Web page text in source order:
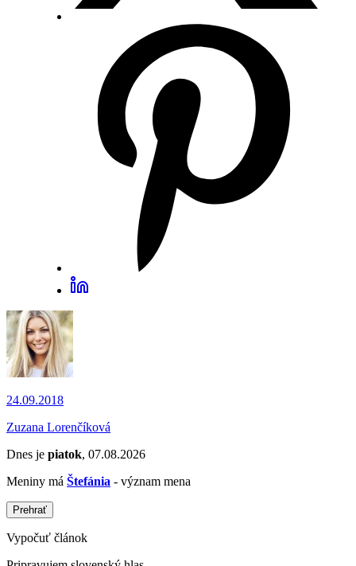
24.09.2018
Zuzana Lorenčíková
Dnes je piatok, 07.08.2026
Meniny má Štefánia - význam mena
Prehrať
Vypočuť článok